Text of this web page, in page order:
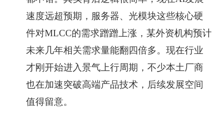
速度远超预期，服务器、光模块这些核心硬
件对MLCC的需求蹭蹭上涨，某外资机构预计
未来几年相关需求量能翻四倍多。现在行业
才刚开始进入景气上行周期，不少本土厂商
也在加速突破高端产品技术，后续发展空间
值得留意。